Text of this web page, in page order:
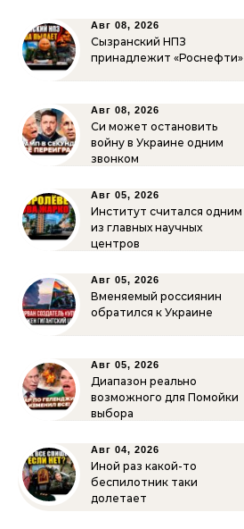
Авг 08, 2026
Сызранский НПЗ
принадлежит «Роснефти»
Авг 08, 2026
Си может остановить
войну в Украине одним
звонком
Авг 05, 2026
Институт считался одним
из главных научных
центров
Авг 05, 2026
Вменяемый россиянин
обратился к Украине
Авг 05, 2026
Диапазон реально
возможного для Помойки
выбора
Авг 04, 2026
Иной раз какой-то
беспилотник таки
долетает